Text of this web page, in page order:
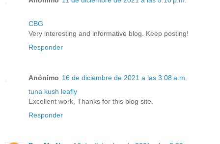
CBG
Very interesting and informative blog. Keep posting!
Responder
Anónimo 16 de diciembre de 2021 a las 3:08 a.m.
tuna kush leafly
Excellent work, Thanks for this blog site.
Responder